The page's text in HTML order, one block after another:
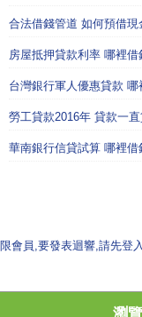
合法借錢管道 如何預借
房屋抵押貸款利率 哪裡
台灣銀行軍人優惠貸款
勞工貸款2016年 貸款一
華南銀行信貸試算 哪裡
限會員,要發表迴響,請先登入